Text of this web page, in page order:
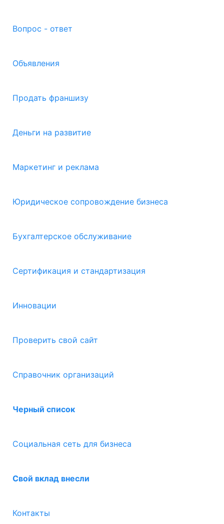
Вопрос - ответ
Объявления
Продать франшизу
Деньги на развитие
Маркетинг и реклама
Юридическое сопровождение бизнеса
Бухгалтерское обслуживание
Сертификация и стандартизация
Инновации
Проверить свой сайт
Справочник организаций
Черный список
Социальная сеть для бизнеса
Свой вклад внесли
Контакты